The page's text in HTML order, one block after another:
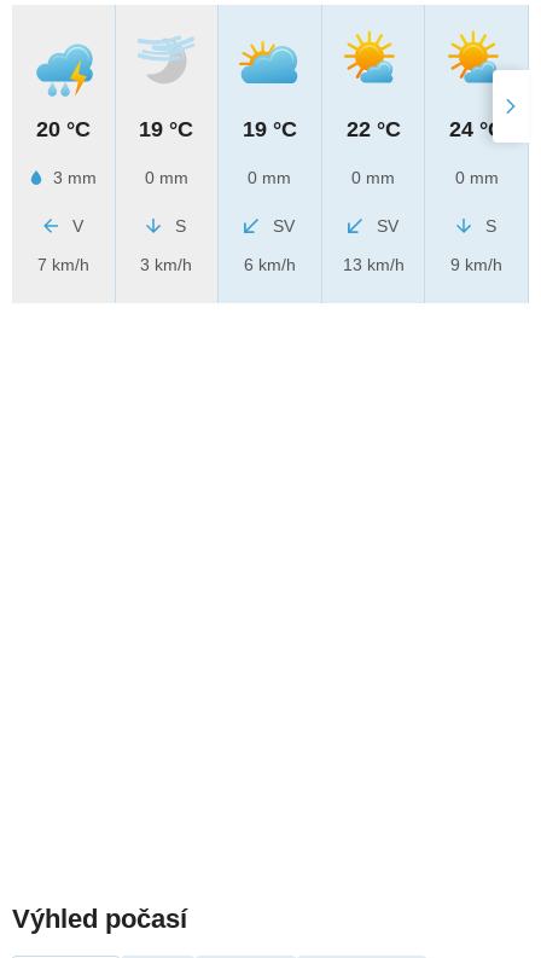
20 °C
3 mm
V
7 km/h
19 °C
0 mm
S
3 km/h
19 °C
0 mm
SV
6 km/h
22 °C
0 mm
SV
13 km/h
24 °C
0 mm
S
9 km/h
Výhled počasí